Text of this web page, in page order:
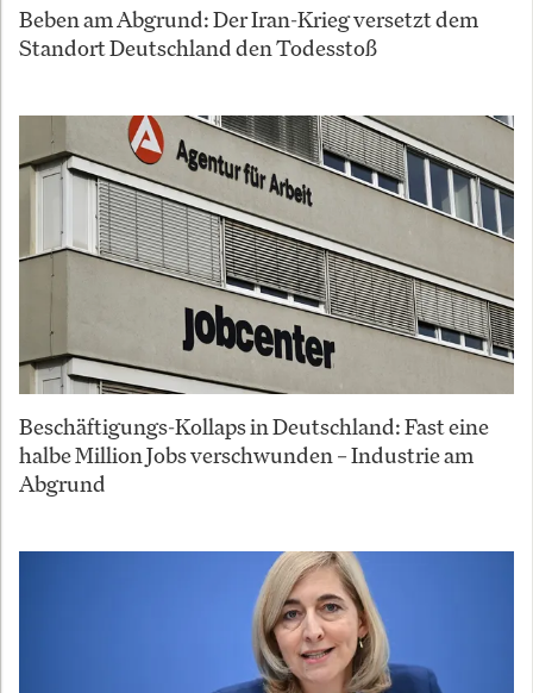
Beben am Abgrund: Der Iran-Krieg versetzt dem
Standort Deutschland den Todesstoß
Beschäftigungs-Kollaps in Deutschland: Fast eine
halbe Million Jobs verschwunden – Industrie am
Abgrund